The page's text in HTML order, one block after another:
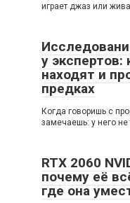
играет джаз или
у
находят и
предках
Когда говоришь с
замечаешь: у него не
RTX 2060
почему её
где она